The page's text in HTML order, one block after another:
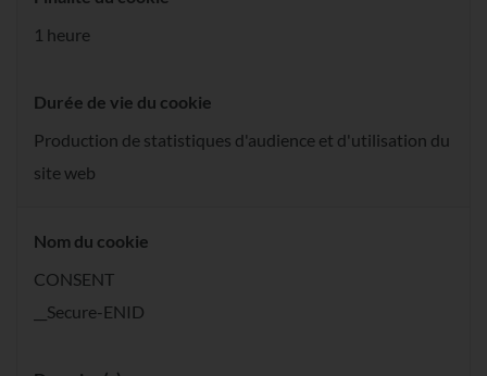
1 heure
Durée de vie du cookie
Production de statistiques d'audience et d'utilisation du
site web
Nom du cookie
CONSENT
__Secure-ENID